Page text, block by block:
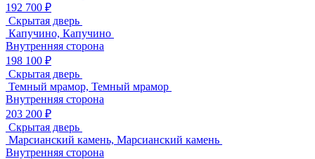
192 700 ₽
Скрытая дверь
Капучино, Капучино
Внутренняя сторона
198 100 ₽
Скрытая дверь
Темный мрамор, Темный мрамор
Внутренняя сторона
203 200 ₽
Скрытая дверь
Марсианский камень, Марсианский камень
Внутренняя сторона